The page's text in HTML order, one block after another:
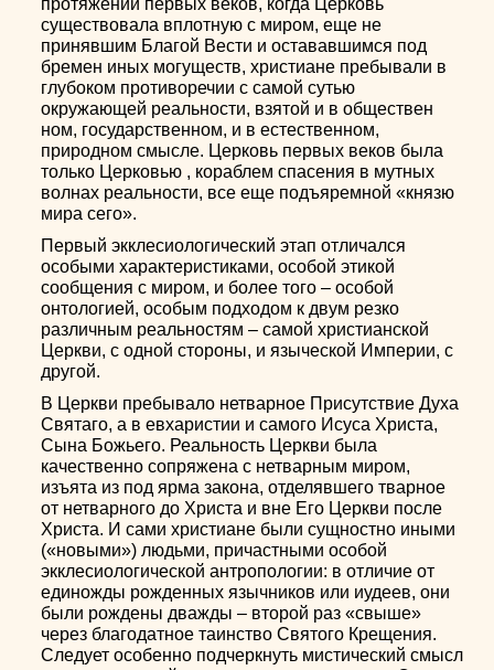
протяжении первых веков, когда Церковь
существовала вплотную с миром, еще не
принявшим Благой Вести и остававшимся под
бремен иных могуществ, христиане пребывали в
глубоком противоречии с самой сутью
окружающей реальности, взятой и в обществен
ном, государственном, и в естественном,
природном смысле. Церковь первых веков была
только Церковью , кораблем спасения в мутных
волнах реальности, все еще подъяремной «князю
мира сего».
Первый экклесиологический этап отличался
особыми характеристиками, особой этикой
сообщения с миром, и более того – особой
онтологией, особым подходом к двум резко
различным реальностям – самой христианской
Церкви, с одной стороны, и языческой Империи, с
другой.
В Церкви пребывало нетварное Присутствие Духа
Святаго, а в евхаристии и самого Исуса Христа,
Сына Божьего. Реальность Церкви была
качественно сопряжена с нетварным миром,
изъята из под ярма закона, отделявшего тварное
от нетварного до Христа и вне Его Церкви после
Христа. И сами христиане были сущностно иными
(«новыми») людьми, причастными особой
экклесиологической антропологии: в отличие от
единожды рожденных язычников или иудеев, они
были рождены дважды – второй раз «свыше»
через благодатное таинство Святого Крещения.
Следует особенно подчеркнуть мистический смысл